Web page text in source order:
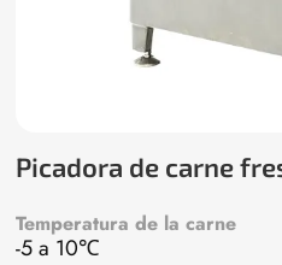
Picadora de carne
Temperatura de la carne
-5 a 10℃